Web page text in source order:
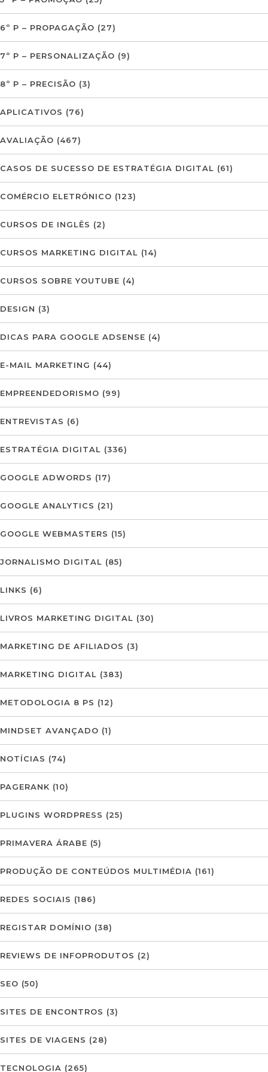
6º P – PROPAGAÇÃO (27)
7º P – PERSONALIZAÇÃO (9)
8º P – PRECISÃO (3)
APLICATIVOS (76)
AVALIAÇÃO (467)
CASOS DE SUCESSO DE ESTRATÉGIA DIGITAL (61)
COMÉRCIO ELETRÓNICO (123)
CURSOS DE INGLÊS (2)
CURSOS MARKETING DIGITAL (14)
CURSOS SOBRE YOUTUBE (4)
DESIGN (3)
DICAS PARA GOOGLE ADSENSE (4)
E-MAIL MARKETING (44)
EMPREENDEDORISMO (99)
ENTREVISTAS (6)
ESTRATÉGIA DIGITAL (336)
GOOGLE ADWORDS (17)
GOOGLE ANALYTICS (21)
GOOGLE WEBMASTERS (15)
JORNALISMO DIGITAL (85)
LINKS (6)
LIVROS MARKETING DIGITAL (30)
MARKETING DE AFILIADOS (3)
MARKETING DIGITAL (383)
METODOLOGIA 8 PS (12)
MINDSET AVANÇADO (1)
NOTÍCIAS (74)
PAGERANK (10)
PLUGINS WORDPRESS (25)
PRIMAVERA ÁRABE (5)
PRODUÇÃO DE CONTEÚDOS MULTIMÉDIA (161)
REDES SOCIAIS (186)
REGISTAR DOMÍNIO (38)
REVIEWS DE INFOPRODUTOS (2)
SEO (50)
SITES DE ENCONTROS (3)
SITES DE VIAGENS (28)
TECNOLOGIA (265)